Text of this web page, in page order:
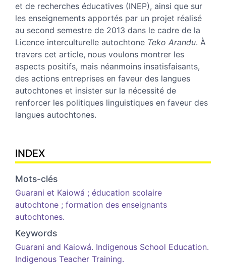
et de recherches éducatives (INEP), ainsi que sur
les enseignements apportés par un projet réalisé
au second semestre de 2013 dans le cadre de la
Licence interculturelle autochtone Teko Arandu. À
travers cet article, nous voulons montrer les
aspects positifs, mais néanmoins insatisfaisants,
des actions entreprises en faveur des langues
autochtones et insister sur la nécessité de
renforcer les politiques linguistiques en faveur des
langues autochtones.
INDEX
Mots-clés
Guarani et Kaiowá ; éducation scolaire
autochtone ; formation des enseignants
autochtones.
Keywords
Guarani and Kaiowá. Indigenous School Education.
Indigenous Teacher Training.